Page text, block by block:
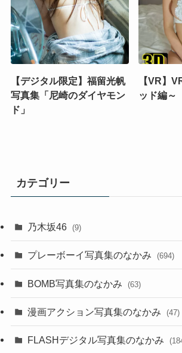
【デジタル限定】福留光帆
写真集「尼崎のダイヤモン
ド」
【VR】
ッド編～
カテゴリー
乃木坂46 (9)
プレーボーイ写真集のなかみ (694)
BOMB写真集のなかみ (63)
漫画アクション写真集のなかみ (47)
FLASHデジタル写真集のなかみ